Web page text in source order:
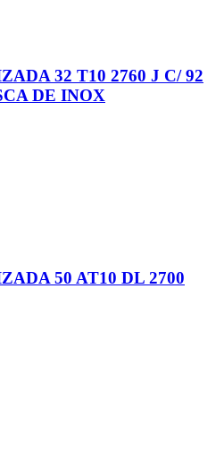
32 T10 2760 J C/ 92
DE INOX
50 AT10 DL 2700